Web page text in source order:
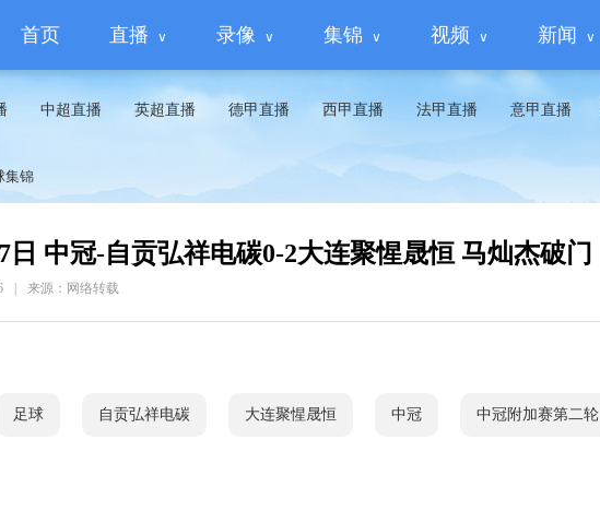
首页 直播 录像 集锦 视频 新闻
中超直播 英超直播 德甲直播 西甲直播 法甲直播 意甲直播
集锦
日 中冠-自贡弘祥电碳0-2大连聚惺晟恒 马灿杰破门
来源：网络转载
足球 自贡弘祥电碳 大连聚惺晟恒 中冠 中冠附加赛第二轮